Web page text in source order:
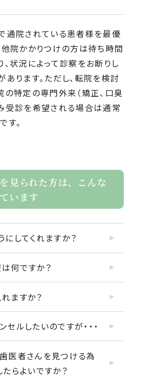
通院されている患者様を最優
他院かかりつけの方は待ち時間
、状況によって診察をお断りし
あります。ただし、転院を検討
の特定の専門外来（矯正、口臭
受診を希望される場合は通常
す。
見られた方は、こんな
います
にしてくれますか？
何ですか？
ますか？
セルしたいのですが・・・
医者さんを見つける為
たらよいですか？